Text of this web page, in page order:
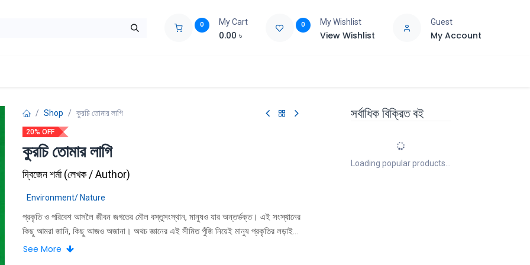
0 My Cart
0.00 ৳
0 My Wishlist
View Wishlist
Guest
My Account
Shop কুরচি তোমার লাগি
20% OFF
কুরচি তোমার লাগি
দ্বিজেন শর্মা(লেখক / Author)
Environment/ Nature
প্রকৃতি ও পরিবেশ আসলৈ জীবন জগতের মৌল বস্তুসংস্থান, মানুষও যার অন্তর্ভক্ত। এই সংস্থানের
কিছু আমরা জানি, কিছু আজও অজানা। অথচ জ্ঞানের এই সীমিত পুঁজি নিয়েই মানুষ প্রকৃতির লড়াইয়ে
নেমেছিল, ভেবেছিল একদিন প্রকৃতির উপর সে একচ্ছত্র আধিপত্য কায়েম করবে। কিন্তু তার সেই
See More
সর্বাধিক বিক্রিত বই
Loading popular products...